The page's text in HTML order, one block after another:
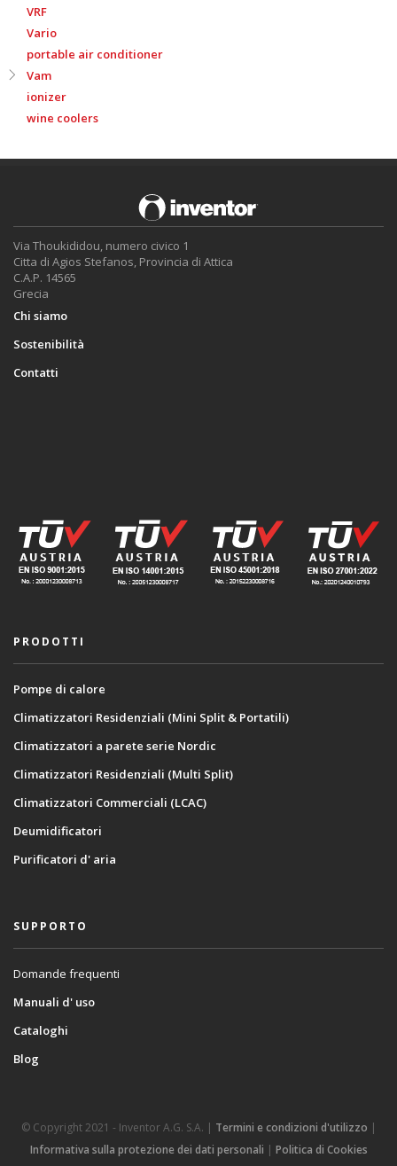
VRF
Vario
portable air conditioner
Vam
ionizer
wine coolers
Via Thoukididou, numero civico 1
Citta di Agios Stefanos, Provincia di Attica
C.A.P. 14565
Grecia
Chi siamo
Sostenibilità
Contatti
PRODOTTI
Pompe di calore
Climatizzatori Residenziali (Mini Split & Portatili)
Climatizzatori a parete serie Nordic
Climatizzatori Residenziali (Multi Split)
Climatizzatori Commerciali (LCAC)
Deumidificatori
Purificatori d' aria
SUPPORTO
Domande frequenti
Manuali d' uso
Cataloghi
Blog
© Copyright 2021 - Inventor A.G. S.A. | Termini e condizioni d'utilizzo |
Informativa sulla protezione dei dati personali | Politica di Cookies